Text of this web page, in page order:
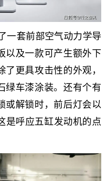
一套前部空气动力学导
以及一款可产生额外下
更具攻击性的外观，
绿车漆涂装。还有个有
或解锁时，前后灯会以
是呼应五缸发动机的点